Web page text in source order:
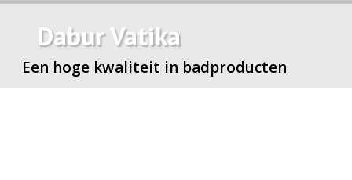
Dabur Vatika
Een hoge kwaliteit in badproducten